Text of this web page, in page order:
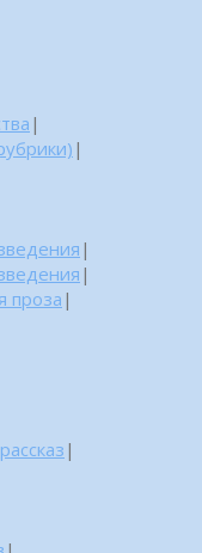
|
|
|
|
проза|
|